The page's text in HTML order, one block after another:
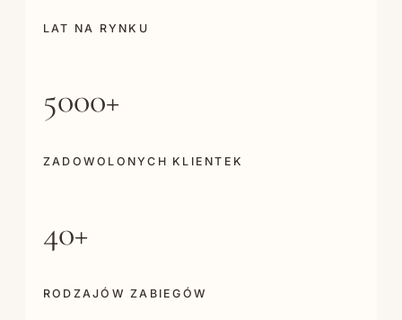
LAT NA RYNKU
5000+
ZADOWOLONYCH KLIENTEK
40+
RODZAJÓW ZABIEGÓW